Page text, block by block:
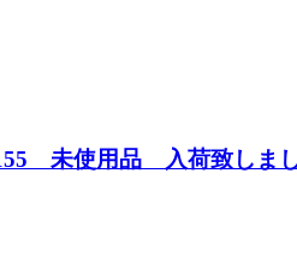
未使用品 入荷致しまし